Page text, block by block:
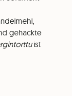
gehackte
ist